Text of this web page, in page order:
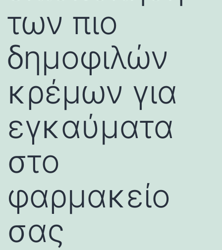
των πιο
δημοφιλών
κρέμων για
εγκαύματα
στο
φαρμακείο
σας